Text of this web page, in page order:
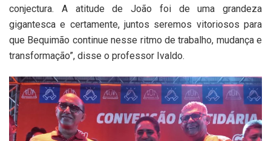
conjectura. A atitude de João foi de uma grandeza
gigantesca e certamente, juntos seremos vitoriosos para
que Bequimão continue nesse ritmo de trabalho, mudança e
transformação”, disse o professor Ivaldo.